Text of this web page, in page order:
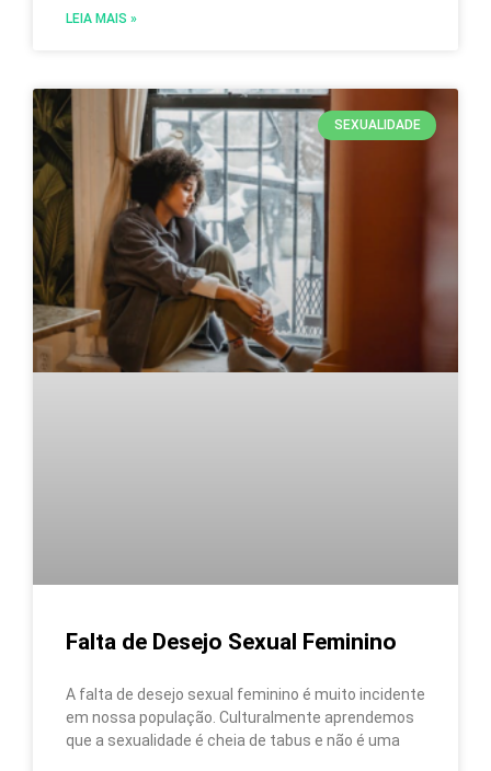
LEIA MAIS »
SEXUALIDADE
Falta de Desejo Sexual Feminino
A falta de desejo sexual feminino é muito incidente
em nossa população. Culturalmente aprendemos
que a sexualidade é cheia de tabus e não é uma